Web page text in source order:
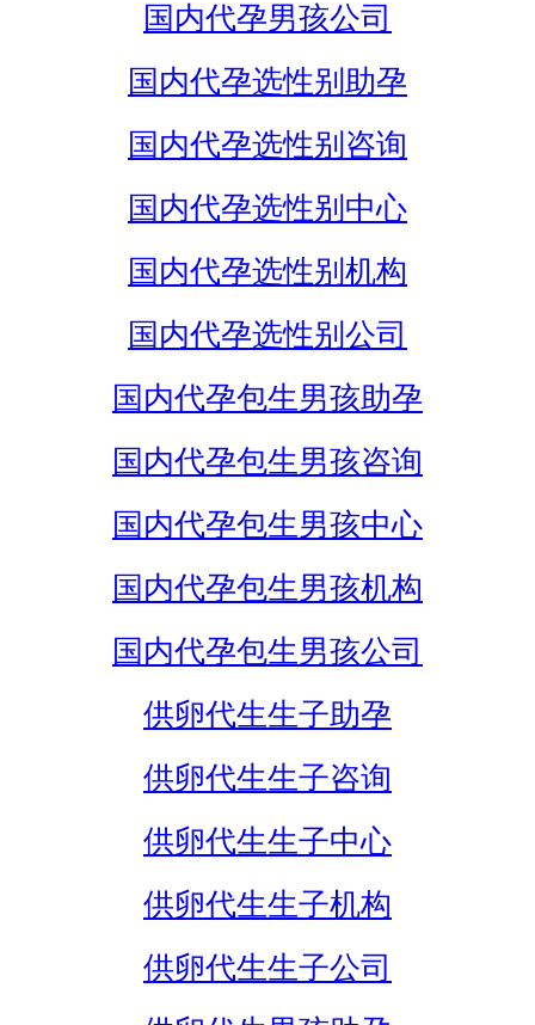
国内代孕男孩公司
国内代孕选性别助孕
国内代孕选性别咨询
国内代孕选性别中心
国内代孕选性别机构
国内代孕选性别公司
国内代孕包生男孩助孕
国内代孕包生男孩咨询
国内代孕包生男孩中心
国内代孕包生男孩机构
国内代孕包生男孩公司
供卵代生生子助孕
供卵代生生子咨询
供卵代生生子中心
供卵代生生子机构
供卵代生生子公司